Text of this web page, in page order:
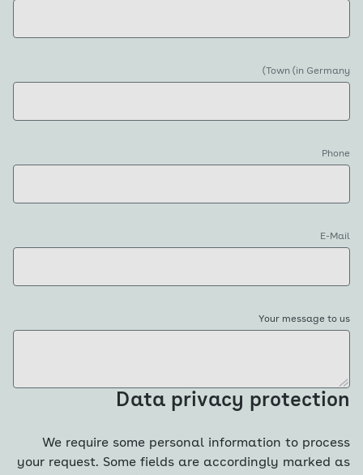
Town (in Germany)
Phone
E-Mail
Your message to us
Data privacy protection
We require some personal information to process
your request. Some fields are accordingly marked as